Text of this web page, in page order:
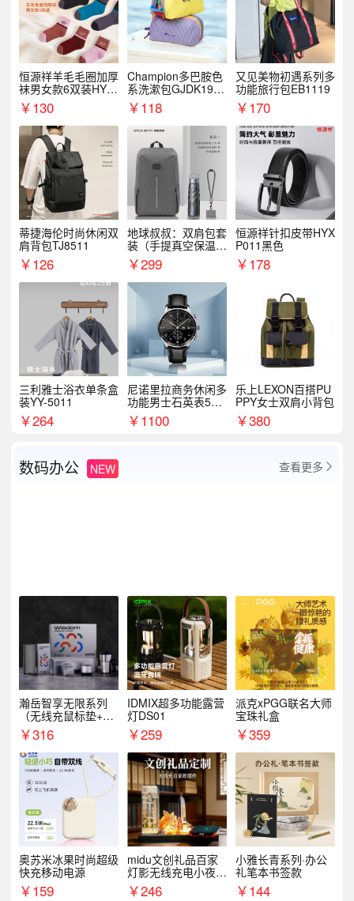
恒源祥羊毛毛圈加厚
袜男女款6双装HYX
068WZ
￥130
Champion多巴胺色
系洗漱包GJDK19R
1￥118
又见美物初遇系列多
功能旅行包EB1119
￥170
蒂捷海伦时尚休闲双
肩背包TJ8511
￥126
地球叔叔：双肩包套
装（手提真空保温杯
+手机挂绳）
￥299
恒源祥针扣皮带HYX
P011黑色
￥178
三利雅士浴衣单条盒
装YY-5011
￥264
尼诺里拉商务休闲多
功能男士石英表510
05
￥1100
乐上LEXON百搭PU
PPY女士双肩小背包
￥380
数码办公 NEW 查看更多 
瀚岳智享无限系列
（无线充鼠标垫+飞
利浦音响+乐扣咖啡
杯）
￥316
IDMIX超多功能露营
灯DS01
￥259
派克xPGG联名大师
宝珠礼盒
￥359
奥苏米冰果时尚超级
快充移动电源
￥159
midu文创礼品百家
灯影无线充电小夜灯
纪念礼品定制
￥246
小雅长青系列·办公
礼笔本书签款
￥144